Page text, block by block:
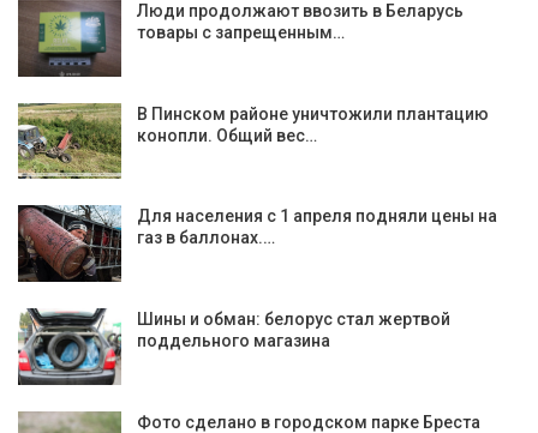
Люди продолжают ввозить в Беларусь
товары с запрещенным…
В Пинском районе уничтожили плантацию
конопли. Общий вес…
Для населения с 1 апреля подняли цены на
газ в баллонах.…
Шины и обман: белорус стал жертвой
поддельного магазина
Фото сделано в городском парке Бреста